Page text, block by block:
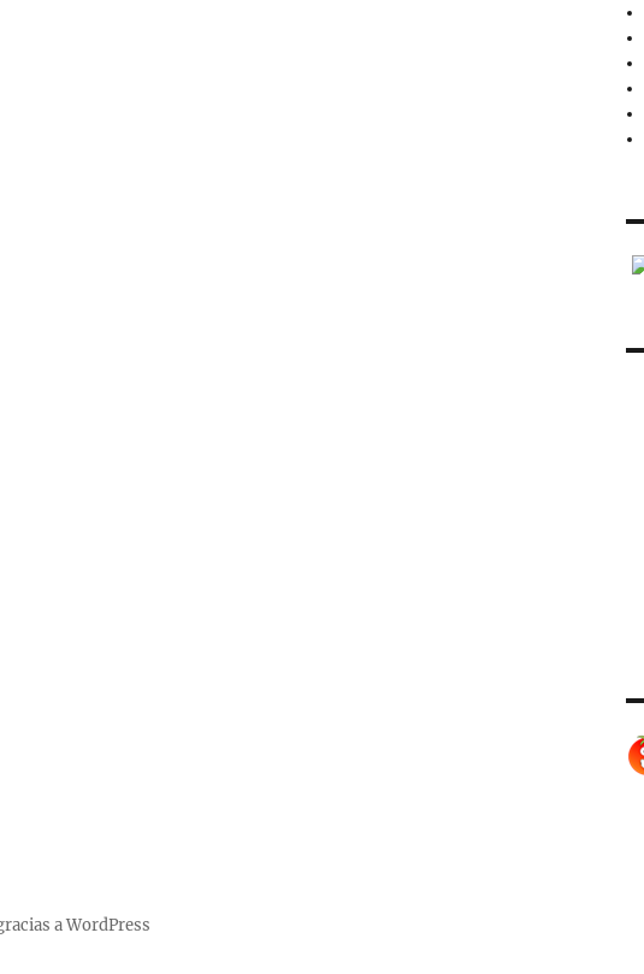
a WordPress